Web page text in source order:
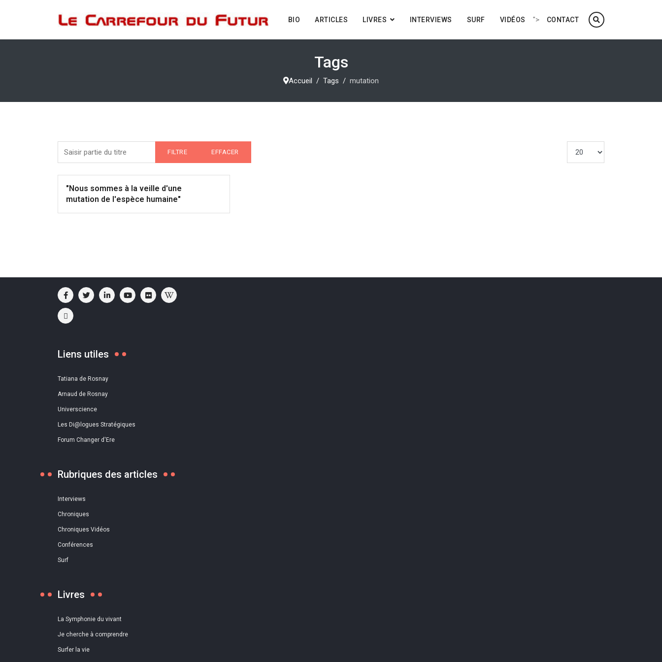
BIO ARTICLES LIVRES INTERVIEWS SURF VIDÉOS "> CONTACT
Tags
Accueil Tags mutation
FILTRE EFFACER
"Nous sommes à la veille d'une
mutation de l'espèce humaine"
Liens utiles
Tatiana de Rosnay
Arnaud de Rosnay
Universcience
Les Di@logues Stratégiques
Forum Changer d'Ere
Rubriques des articles
Interviews
Chroniques
Chroniques Vidéos
Conférences
Surf
Livres
La Symphonie du vivant
Je cherche à comprendre
Surfer la vie